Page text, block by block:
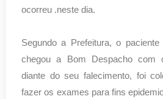
ocorreu .neste dia.
Segundo a Prefeitura, o
chegou a Bom Despacho com
diante do seu falecimento, foi
fazer os exames para fins